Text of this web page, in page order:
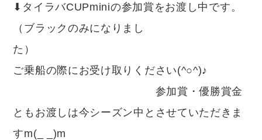
⬇︎タイラバCUPminiの参加賞をお渡し中です。
（ブラックのみになりまし
た
ご乗船の際にお受け取りください(^○^)♪
参加賞・優勝賞金
ともお渡しは今シーズン中とさせていただきま
すm(_ _)m